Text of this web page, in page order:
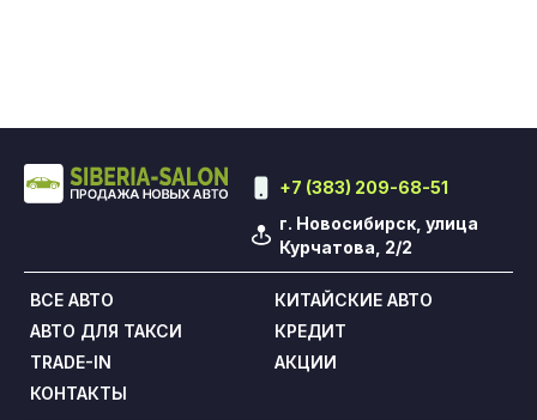
+7 (383) 209-68-51
г. Новосибирск, улица
Курчатова, 2/2
ВСЕ АВТО
КИТАЙСКИЕ АВТО
АВТО ДЛЯ ТАКСИ
КРЕДИТ
TRADE-IN
АКЦИИ
КОНТАКТЫ